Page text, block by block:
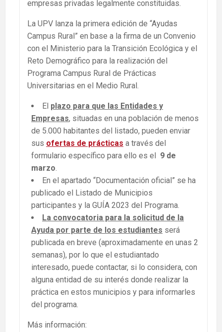
empresas privadas legalmente constituidas.
La UPV lanza la primera edición de “Ayudas
Campus Rural” en base a la firma de un Convenio
con el Ministerio para la Transición Ecológica y el
Reto Demográfico para la realización del
Programa Campus Rural de Prácticas
Universitarias en el Medio Rural.
El plazo para que las Entidades y
Empresas, situadas en una población de menos
de 5.000 habitantes del listado, pueden enviar
sus ofertas de prácticas a través del
formulario específico para ello es el 9 de
marzo.
En el apartado “Documentación oficial” se ha
publicado el Listado de Municipios
participantes y la GUÍA 2023 del Programa.
La convocatoria para la solicitud de la
Ayuda por parte de los estudiantes será
publicada en breve (aproximadamente en unas 2
semanas), por lo que el estudiantado
interesado, puede contactar, si lo considera, con
alguna entidad de su interés donde realizar la
práctica en estos municipios y para informarles
del programa.
Más información: